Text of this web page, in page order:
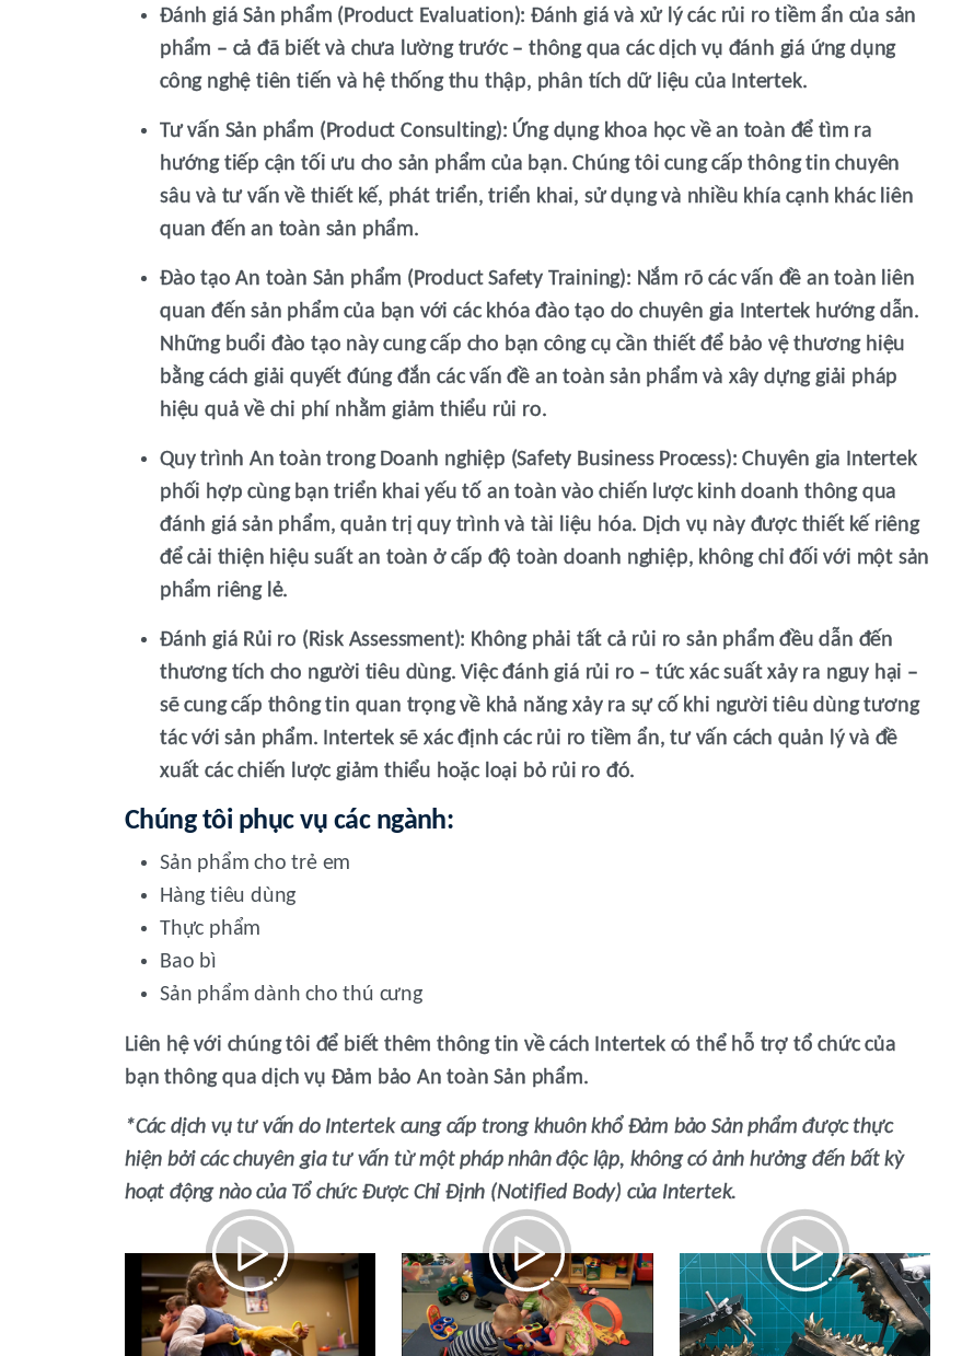
Đánh giá Sản phẩm (Product Evaluation): Đánh giá và xử lý các rủi ro tiềm ẩn của sản
phẩm – cả đã biết và chưa lường trước – thông qua các dịch vụ đánh giá ứng dụng
công nghệ tiên tiến và hệ thống thu thập, phân tích dữ liệu của Intertek.
Tư vấn Sản phẩm (Product Consulting): Ứng dụng khoa học về an toàn để tìm ra
hướng tiếp cận tối ưu cho sản phẩm của bạn. Chúng tôi cung cấp thông tin chuyên
sâu và tư vấn về thiết kế, phát triển, triển khai, sử dụng và nhiều khía cạnh khác liên
quan đến an toàn sản phẩm.
Đào tạo An toàn Sản phẩm (Product Safety Training): Nắm rõ các vấn đề an toàn liên
quan đến sản phẩm của bạn với các khóa đào tạo do chuyên gia Intertek hướng dẫn.
Những buổi đào tạo này cung cấp cho bạn công cụ cần thiết để bảo vệ thương hiệu
bằng cách giải quyết đúng đắn các vấn đề an toàn sản phẩm và xây dựng giải pháp
hiệu quả về chi phí nhằm giảm thiểu rủi ro.
Quy trình An toàn trong Doanh nghiệp (Safety Business Process): Chuyên gia Intertek
phối hợp cùng bạn triển khai yếu tố an toàn vào chiến lược kinh doanh thông qua
đánh giá sản phẩm, quản trị quy trình và tài liệu hóa. Dịch vụ này được thiết kế riêng
để cải thiện hiệu suất an toàn ở cấp độ toàn doanh nghiệp, không chỉ đối với một sản
phẩm riêng lẻ.
Đánh giá Rủi ro (Risk Assessment): Không phải tất cả rủi ro sản phẩm đều dẫn đến
thương tích cho người tiêu dùng. Việc đánh giá rủi ro – tức xác suất xảy ra nguy hại –
sẽ cung cấp thông tin quan trọng về khả năng xảy ra sự cố khi người tiêu dùng tương
tác với sản phẩm. Intertek sẽ xác định các rủi ro tiềm ẩn, tư vấn cách quản lý và đề
xuất các chiến lược giảm thiểu hoặc loại bỏ rủi ro đó.
Chúng tôi phục vụ các ngành:
Sản phẩm cho trẻ em
Hàng tiêu dùng
Thực phẩm
Bao bì
Sản phẩm dành cho thú cưng
Liên hệ với chúng tôi để biết thêm thông tin về cách Intertek có thể hỗ trợ tổ chức của
bạn thông qua dịch vụ Đảm bảo An toàn Sản phẩm.
*Các dịch vụ tư vấn do Intertek cung cấp trong khuôn khổ Đảm bảo Sản phẩm được thực
hiện bởi các chuyên gia tư vấn từ một pháp nhân độc lập, không có ảnh hưởng đến bất kỳ
hoạt động nào của Tổ chức Được Chỉ Định (Notified Body) của Intertek.
An Toàn Sản Phẩm Chiến Lược Thăm Dò Đánh Giá Rủi Ro